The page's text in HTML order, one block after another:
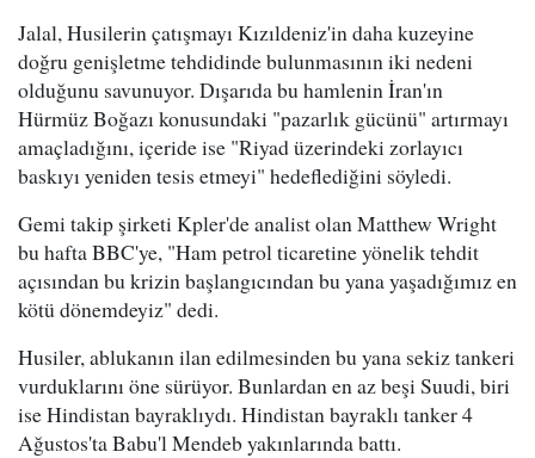
Jalal, Husilerin çatışmayı Kızıldeniz'in daha kuzeyine
doğru genişletme tehdidinde bulunmasının iki nedeni
olduğunu savunuyor. Dışarıda bu hamlenin İran'ın
Hürmüz Boğazı konusundaki "pazarlık gücünü" artırmayı
amaçladığını, içeride ise "Riyad üzerindeki zorlayıcı
baskıyı yeniden tesis etmeyi" hedeflediğini söyledi.
Gemi takip şirketi Kpler'de analist olan Matthew Wright
bu hafta BBC'ye, "Ham petrol ticaretine yönelik tehdit
açısından bu krizin başlangıcından bu yana yaşadığımız en
kötü dönemdeyiz" dedi.
Husiler, ablukanın ilan edilmesinden bu yana sekiz tankeri
vurduklarını öne sürüyor. Bunlardan en az beşi Suudi, biri
ise Hindistan bayraklıydı. Hindistan bayraklı tanker 4
Ağustos'ta Babu'l Mendeb yakınlarında battı.